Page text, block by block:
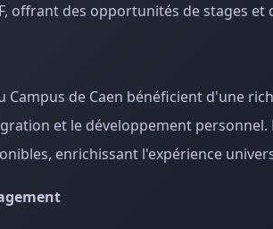
offrant des opportunités de stages
Campus de Caen bénéficient d'une
et le développement
enrichissant l'expérience